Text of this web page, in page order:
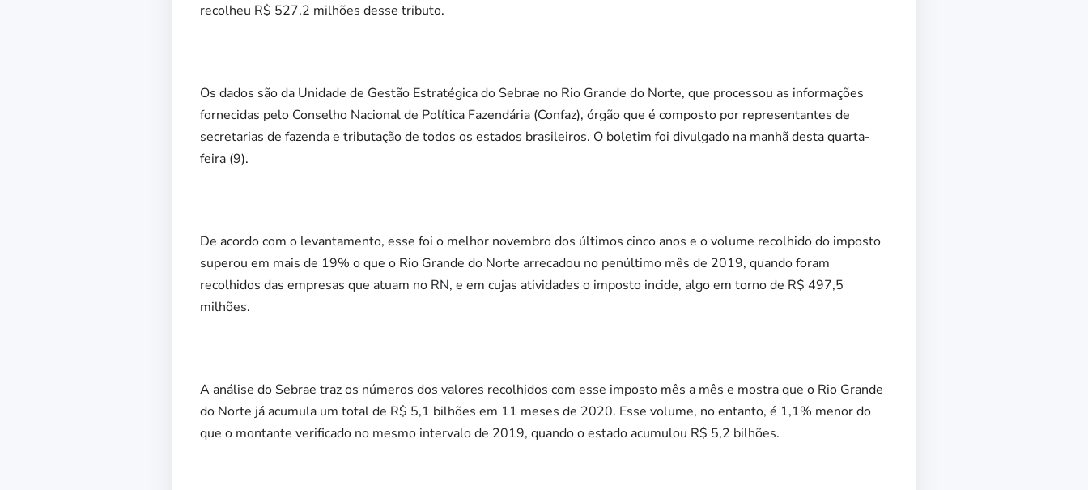
recolheu R$ 527,2 milhões desse tributo.
Os dados são da Unidade de Gestão Estratégica do Sebrae no Rio Grande do Norte, que processou as informações
fornecidas pelo Conselho Nacional de Política Fazendária (Confaz), órgão que é composto por representantes de
secretarias de fazenda e tributação de todos os estados brasileiros. O boletim foi divulgado na manhã desta quarta-
feira (9).
De acordo com o levantamento, esse foi o melhor novembro dos últimos cinco anos e o volume recolhido do imposto
superou em mais de 19% o que o Rio Grande do Norte arrecadou no penúltimo mês de 2019, quando foram
recolhidos das empresas que atuam no RN, e em cujas atividades o imposto incide, algo em torno de R$ 497,5
milhões.
A análise do Sebrae traz os números dos valores recolhidos com esse imposto mês a mês e mostra que o Rio Grande
do Norte já acumula um total de R$ 5,1 bilhões em 11 meses de 2020. Esse volume, no entanto, é 1,1% menor do
que o montante verificado no mesmo intervalo de 2019, quando o estado acumulou R$ 5,2 bilhões.